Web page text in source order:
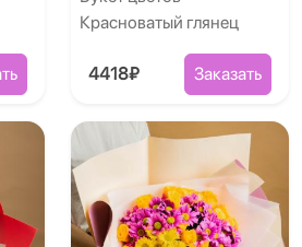
Красноватый глянец
4418₽ Заказать